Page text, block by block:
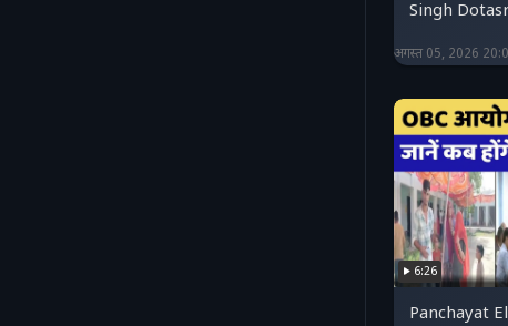
Singh
अगस्त 05, 2026
6:26
Panchayat